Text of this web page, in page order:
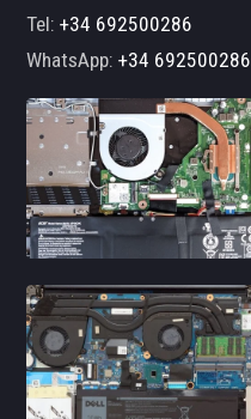
Tel:+34 692500286
WhatsApp:+34 692500286